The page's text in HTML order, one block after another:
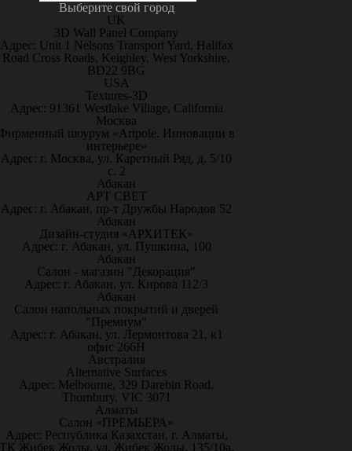
Выберите свой город
UK
3D Wall Panel Company
Адрес: Unit 1 Nelsons Transport Yard, Halifax
Road Cross Roads, Keighley, West Yorkshire,
BD22 9BG
USA
Textures-3D
Адрес: 91361 Westlake Village, California
Москва
шоурум «Artpole. Инновации в
интерьере»
Адрес: г. Москва, ул. Каретный Ряд, д. 5/10
с. 2
Абакан
АРТ СВЕТ
Адрес: г. Абакан, пр-т Дружбы Народов 52
Абакан
Дизайн-студия «АРХИТЕК»
Адрес: г. Абакан, ул. Пушкина, 100
Абакан
Салон - магазин "Декорация"
Адрес: г. Абакан, ул. Кирова 112/3
Абакан
Салон напольных покрытий и дверей
"Премиум"
Адрес: г. Абакан, ул. Лермонтова 21, к1
офис 266Н
Австралия
Alternative Surfaces
Адрес: Melbourne, 329 Darebin Road,
Thornbury, VIC 3071
Алматы
Салон «ПРЕМЬЕРА»
Адрес: Республика Казахстан, г. Алматы,
Жибек Жолы, ул. Жибек Жолы, 135/10а,